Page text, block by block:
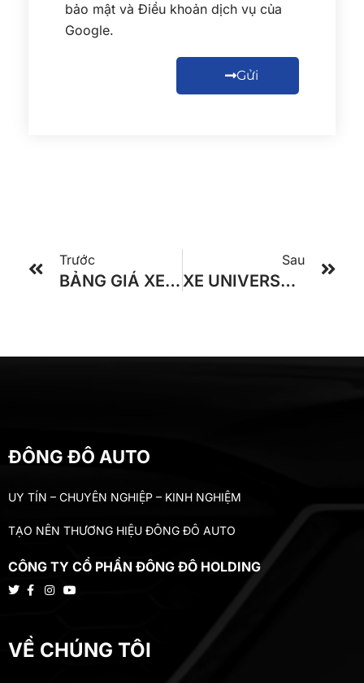
bảo mật và Điều khoản dịch vụ của
Google.
Gửi
Trước
BẢNG GIÁ XE UNIVERSE NOBLE EX 47 CHỖ HYUNDAI TRACOMECO
Sau
XE UNIVERSE NOBLE K47 TRACOMECO 2023
ĐÔNG ĐÔ AUTO
UY TÍN – CHUYÊN NGHIỆP – KINH NGHIỆM
TẠO NÊN THƯƠNG HIỆU ĐÔNG ĐÔ AUTO
CÔNG TY CỔ PHẦN ĐÔNG ĐÔ HOLDING
VỀ CHÚNG TÔI